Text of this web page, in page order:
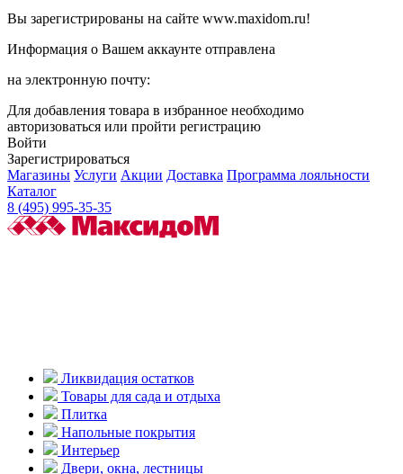
Вы зарегистрированы на сайте www.maxidom.ru!
Информация о Вашем аккаунте отправлена
на электронную почту:
Для добавления товара в избранное необходимо
авторизоваться или пройти регистрацию
Войти
Зарегистрироваться
Магазины Услуги Акции Доставка Программа лояльности
Каталог
8 (495) 995-35-35
Ликвидация остатков
Товары для сада и отдыха
Плитка
Напольные покрытия
Интерьер
Двери, окна, лестницы